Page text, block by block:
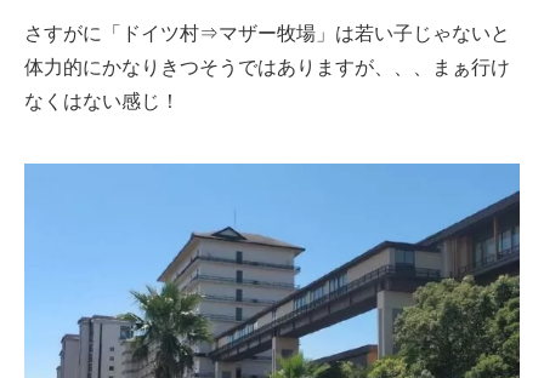
さすがに「ドイツ村⇒マザー牧場」は若い子じゃないと
体力的にかなりきつそうではありますが、、、まぁ行け
なくはない感じ！